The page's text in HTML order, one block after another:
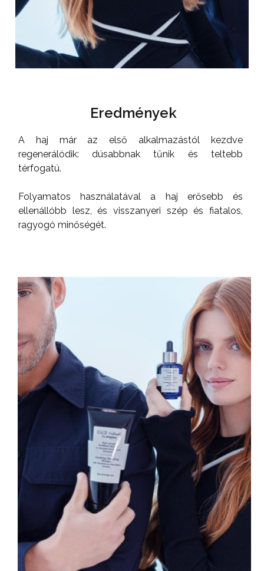
Eredmények
A haj már az első alkalmazástól kezdve
regenerálódik: dúsabbnak tűnik és teltebb
térfogatú.
Folyamatos használatával a haj erősebb és
ellenállóbb lesz, és visszanyeri szép és fiatalos,
ragyogó minőségét.